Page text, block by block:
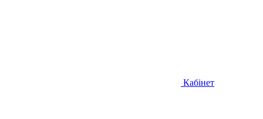
Кабінет